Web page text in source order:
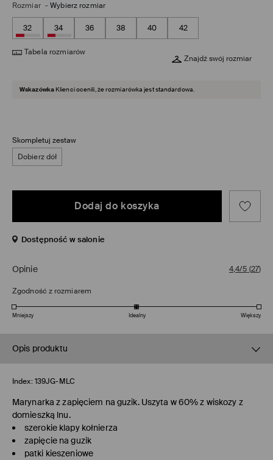
Rozmiar -Wybierz rozmiar
32 34 36 38 40 42
Tabela rozmiarów
Znajdź swój rozmiar
Wskazówka Klienci ocenili, że rozmiarówka jest standardowa.
Skompletuj zestaw
Dobierz dół
Dodaj do koszyka
Dostępność w salonie
Opinie 4,4/5 (27)
Zgodność z rozmiarem
Mniejszy Idealny Większy
Opis produktu
Index: 139JG-MLC
Marynarka z zapięciem na guzik. Uszyta w 60% z wiskozy z
domieszką lnu.
szerokie klapy kołnierza
zapięcie na guzik
patki kieszeniowe